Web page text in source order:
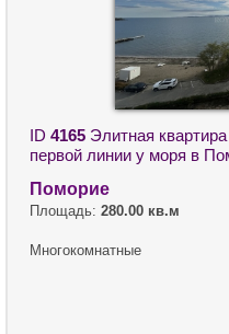
ID 4165 Элитная
первой линии у моря в
Поморие
Площадь: 280.00 кв.м
Многокомнатные